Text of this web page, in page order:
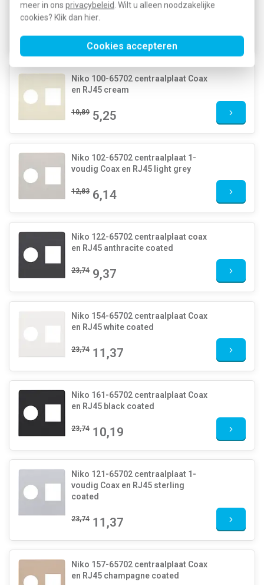
meer in ons privacybeleid . Wilt u alleen noodzakelijke
cookies? Klik dan hier
Cookies accepteren
en RJ45 white
4,38
Niko 100-65702 centraalplaat Coax
en RJ45 cream
10,89 5,25
Niko 102-65702 centraalplaat 1-
voudig Coax en RJ45 light grey
12,83 6,14
Niko 122-65702 centraalplaat coax
en RJ45 anthracite coated
23,74 9,37
Niko 154-65702 centraalplaat Coax
en RJ45 white coated
23,74 11,37
Niko 161-65702 centraalplaat Coax
en RJ45 black coated
23,74 10,19
Niko 121-65702 centraalplaat 1-
voudig Coax en RJ45 sterling
coated
23,74 11,37
Niko 157-65702 centraalplaat Coax
en RJ45 champagne coated